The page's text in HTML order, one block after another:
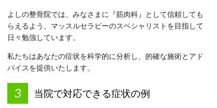
よしの整骨院では、みなさまに『筋肉科』として信頼しても
らえるよう、マッスルセラピーのスペシャリストを目指して
日々勉強しています。
私たちはあなたの症状を科学的に分析し、的確な施術とアド
バイスを提供いたします。
当院で対応できる症状の例